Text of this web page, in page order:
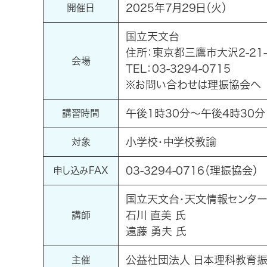
開催日 2025年7月29日（火）
会場
国立天文台
住所：東京都三鷹市大沢2-
TEL：03-3294-0715
※お問い合わせは理振協会へ
講習時間 午後1時30分～午後4時30分
対象 小学校・中学校教諭
申し込みFAX 03-3294-0716（理振協会）
講師
国立天文台・天文情報センター
石川 直美 氏
遠藤 勇夫 氏
主催 公益社団法人 日本理科教育